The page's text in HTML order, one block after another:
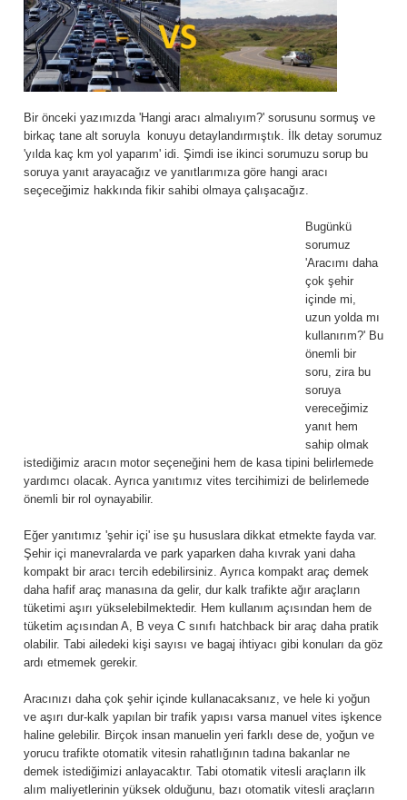
Bir önceki yazımızda 'Hangi aracı almalıyım?' sorusunu sormuş ve
birkaç tane alt soruyla konuyu detaylandırmıştık. İlk detay sorumuz
'yılda kaç km yol yaparım' idi. Şimdi ise ikinci sorumuzu sorup bu
soruya yanıt arayacağız ve yanıtlarımıza göre hangi aracı
seçeceğimiz hakkında fikir sahibi olmaya çalışacağız.
Bugünkü
sorumuz
'Aracımı daha
çok şehir
içinde mi,
uzun yolda mı
kullanırım?' Bu
önemli bir
soru, zira bu
soruya
vereceğimiz
yanıt hem
sahip olmak
istediğimiz aracın motor seçeneğini hem de kasa tipini belirlemede
yardımcı olacak. Ayrıca yanıtımız vites tercihimizi de belirlemede
önemli bir rol oynayabilir.
Eğer yanıtımız 'şehir içi' ise şu hususlara dikkat etmekte fayda var.
Şehir içi manevralarda ve park yaparken daha kıvrak yani daha
kompakt bir aracı tercih edebilirsiniz. Ayrıca kompakt araç demek
daha hafif araç manasına da gelir, dur kalk trafikte ağır araçların
tüketimi aşırı yükselebilmektedir. Hem kullanım açısından hem de
tüketim açısından A, B veya C sınıfı hatchback bir araç daha pratik
olabilir. Tabi ailedeki kişi sayısı ve bagaj ihtiyacı gibi konuları da göz
ardı etmemek gerekir.
Aracınızı daha çok şehir içinde kullanacaksanız, ve hele ki yoğun
ve aşırı dur-kalk yapılan bir trafik yapısı varsa manuel vites işkence
haline gelebilir. Birçok insan manuelin yeri farklı dese de, yoğun ve
yorucu trafikte otomatik vitesin rahatlığının tadına bakanlar ne
demek istediğimizi anlayacaktır. Tabi otomatik vitesli araçların ilk
alım maliyetlerinin yüksek olduğunu, bazı otomatik vitesli araçların